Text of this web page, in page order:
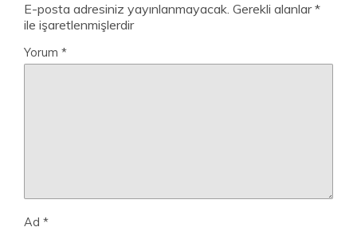
E-posta adresiniz yayınlanmayacak. Gerekli alanlar*
ile işaretlenmişlerdir
Yorum *
Ad *